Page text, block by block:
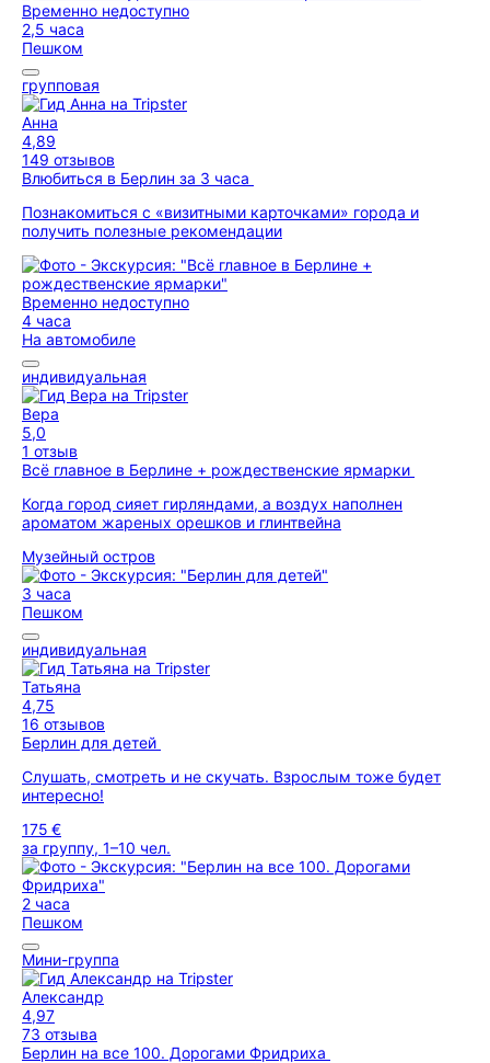
Временно недоступно
2,5 часа
Пешком
групповая
Анна
4,89
149 отзывов
Влюбиться в Берлин за 3 часа
Познакомиться с «визитными карточками» города и
получить полезные рекомендации
Временно недоступно
4 часа
На автомобиле
индивидуальная
Вера
5,0
1 отзыв
Всё главное в Берлине + рождественские ярмарки
Когда город сияет гирляндами, а воздух наполнен
ароматом жареных орешков и глинтвейна
Музейный остров
3 часа
Пешком
индивидуальная
Татьяна
4,75
16 отзывов
Берлин для детей
Слушать, смотреть и не скучать. Взрослым тоже будет
интересно!
175 €
за группу, 1–10 чел.
2 часа
Пешком
Мини-группа
Александр
4,97
73 отзыва
Берлин на все 100. Дорогами Фридриха